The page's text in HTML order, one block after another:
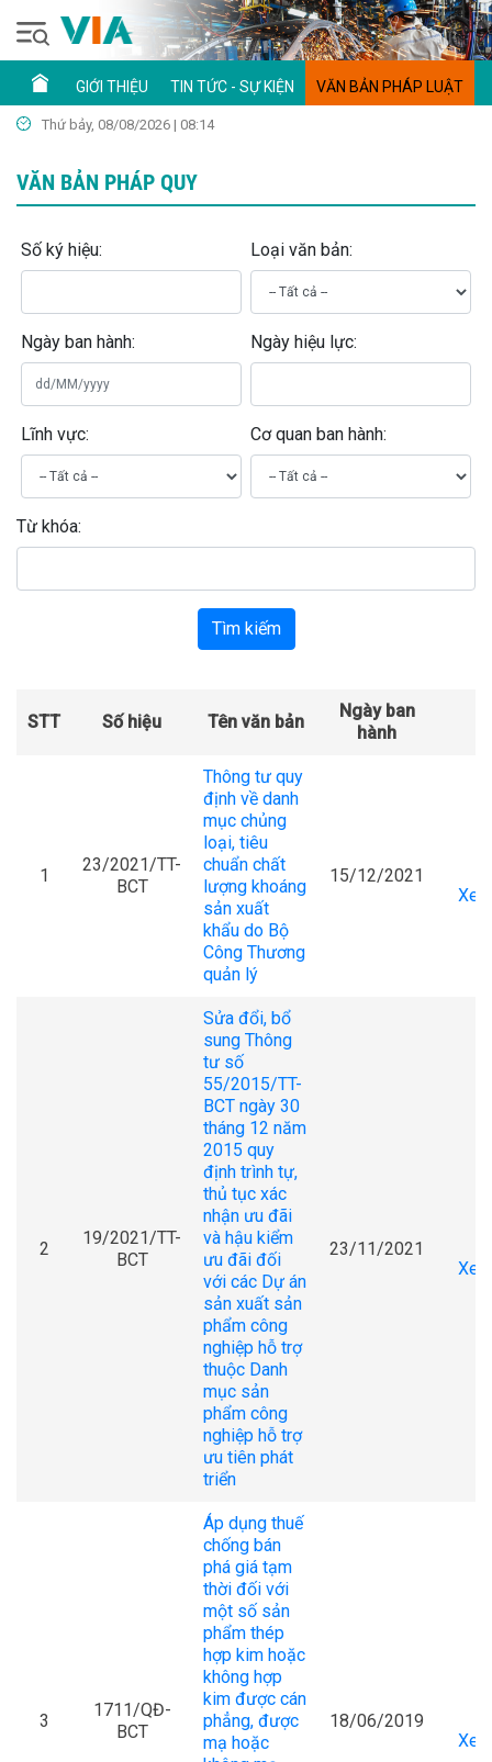
GIỚI THIỆU TIN TỨC - SỰ KIỆN VĂN BẢN PHÁP LUẬT
Thứ bảy, 08/08/2026 | 08:14
VĂN BẢN PHÁP QUY
Số ký hiệu: Loại văn bản:
Ngày ban hành: Ngày hiệu lực:
Lĩnh vực: Cơ quan ban hành:
Từ khóa:
Tìm kiếm
STT Số hiệu Tên văn bản
Ngày ban
hành
1
23/2021/TT-
BCT
Thông tư quy
định về danh
mục chủng
loại, tiêu
chuẩn chất
lượng khoáng
sản xuất
khẩu do Bộ
Công Thương
quản lý
15/12/2021
2
19/2021/TT-
BCT
Sửa đổi, bổ
sung Thông
tư số
55/2015/TT-
BCT ngày 30
tháng 12 năm
2015 quy
định trình tự,
thủ tục xác
nhận ưu đãi
và hậu kiểm
ưu đãi đối
với các Dự án
sản xuất sản
phẩm công
nghiệp hỗ trợ
thuộc Danh
mục sản
phẩm công
nghiệp hỗ trợ
ưu tiên phát
triển
23/11/2021
3
1711/QĐ-
BCT
Áp dụng thuế
chống bán
phá giá tạm
thời đối với
một số sản
phẩm thép
hợp kim hoặc
không hợp
kim được cán
phẳng, được
mạ hoặc
18/06/2019